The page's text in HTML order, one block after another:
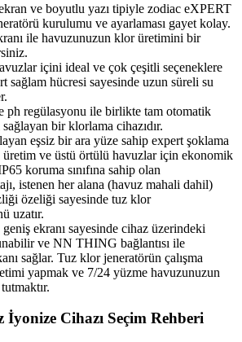
ve boyutlu yazı tipiyle zodiac eXPERT
kurulumu ve ayarlaması gayet kolay.
ile havuzunuzun klor üretimini bir
içini ideal ve çok çeşitli seçeneklere
sağlam hücresi sayesinde uzun süreli su
ph regülasyonu ile birlikte tam otomatik
bir klorlama cihazıdır.
eşsiz bir ara yüze sahip expert şoklama
üretim ve üstü örtülü havuzlar için ekonomik
koruma sınıfına sahip olan
istenen her alana (havuz mahali dahil)
özeliği sayesinde tuz klor
uzatır.
ekranı sayesinde cihaz üzerindeki
ve NN THING bağlantısı ile
sağlar. Tuz klor jeneratörün çalışma
yapmak ve 7/24 yüzme havuzunuzun
İyonize Cihazı Seçim Rehberi